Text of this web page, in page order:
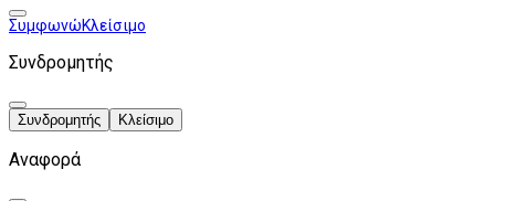
ΣυμφωνώΚλείσιμο
Συνδρομητής
Συνδρομητής Κλείσιμο
Αναφορά